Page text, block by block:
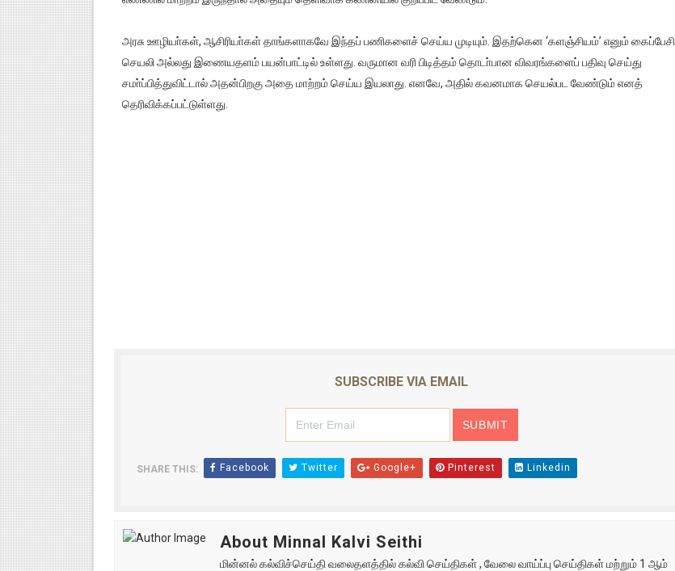
அரசு ஊழியா்கள், ஆசிரியா்கள் தாங்களாகவே இந்தப் பணிகளைச் செய்ய முடியும். இதற்கென ‘களஞ்சியம்’ எனும் கைப்பேசி
செயலி அல்லது இணையதளம் பயன்பாட்டில் உள்ளது. வருமான வரி பிடித்தம் தொடா்பான விவரங்களைப் பதிவு செய்து
சமா்ப்பித்துவிட்டால் அதன்பிறகு அதை மாற்றம் செய்ய இயலாது. எனவே, அதில் கவனமாக செயல்பட வேண்டும் எனத்
தெரிவிக்கப்பட்டுள்ளது.
SUBSCRIBE VIA EMAIL
SHARE THIS: Facebook Twitter Google+ Pinterest Linkedin
About Minnal Kalvi Seithi
மின்னல் கல்விச்செய்தி வலைதளத்தில் கல்வி செய்திகள் , வேலை வாய்ப்பு செய்திகள் மற்றும் 1 ஆம்